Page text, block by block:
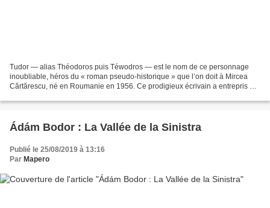
Tudor — alias Théodoros puis Téwodros — est le nom de ce personnage
inoubliable, héros du « roman pseudo-historique » que l’on doit à Mircea
Cărtărescu, né en Roumanie en 1956. Ce prodigieux écrivain a entrepris de
Ádám Bodor : La Vallée de la Sinistra
Publié le 25/08/2019 à 13:16
Par Mapero